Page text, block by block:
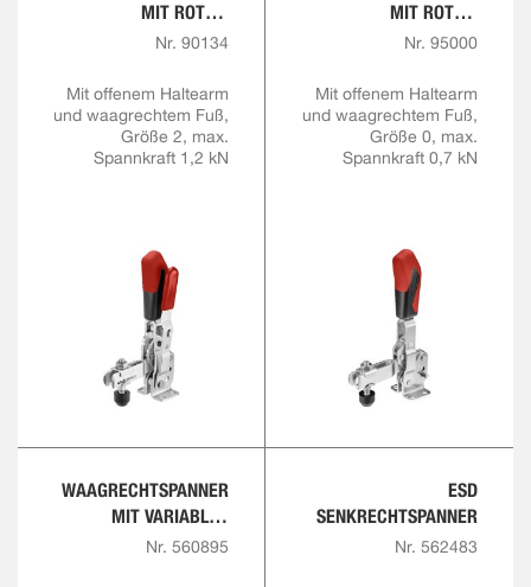
MIT ROTEM
HANDGRIFF UND
LUNG
Nr. 90134
Mit offenem Haltearm
und waagrechtem Fuß,
Größe 2, max.
Spannkraft 1,2 kN
MIT ROTEM
HANDGRIFF
Nr. 95000
Mit offenem Haltearm
und waagrechtem Fuß,
Größe 0, max.
Spannkraft 0,7 kN
WAAGRECHTSPANNER
MIT VARIABLER
SPANNHÖHE
Nr. 560895
ESD
SENKRECHTSPANNER
Nr. 562483